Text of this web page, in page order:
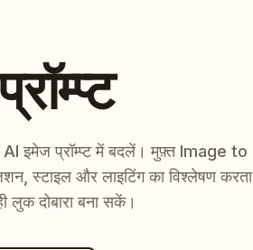
AI इमेज प्रॉम्प्ट में बदलें। मुफ़्त Image to
स्टाइल और लाइटिंग का विश्लेषण करता
लुक दोबारा बना सकें।